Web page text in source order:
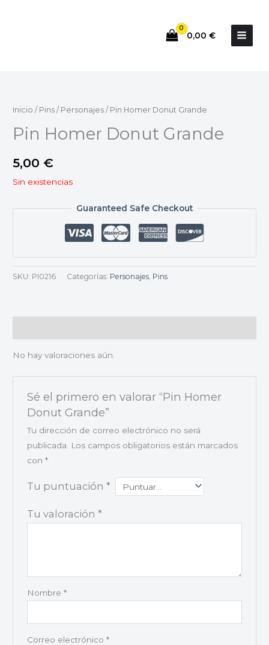
0,00 €
Inicio / Pins / Personajes / Pin Homer Donut Grande
Pin Homer Donut Grande
5,00 €
Sin existencias
Guaranteed Safe Checkout
SKU: PI0216 Categorías: Personajes, Pins
No hay valoraciones aún.
Sé el primero en valorar “Pin Homer
Donut Grande”
Tu dirección de correo electrónico no será
publicada.
Los campos obligatorios están marcados
con *
Tu puntuación *
Tu valoración *
Nombre *
Correo electrónico *